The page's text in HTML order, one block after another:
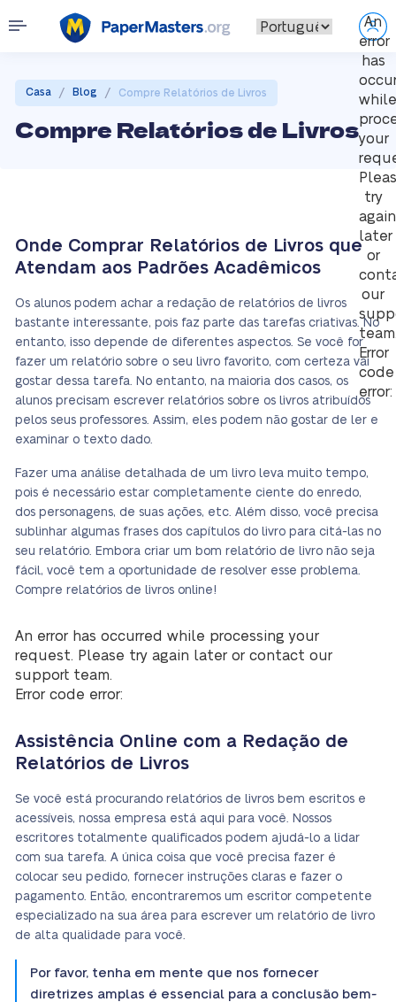
An
error
has
while
your
try
again
later
or
our
Error
code
error:
Casa / Blog / Compre Relatórios de Livros
Compre Relatórios de Livros
Onde Comprar Relatórios de Livros que
Atendam aos Padrões Acadêmicos
Os alunos podem achar a redação de relatórios de livros
bastante interessante, pois faz parte das tarefas criativas. No
entanto, isso depende de diferentes aspectos. Se você for
fazer um relatório sobre o seu livro favorito, com certeza vai
gostar dessa tarefa. No entanto, na maioria dos casos, os
alunos precisam escrever relatórios sobre os livros atribuídos
pelos seus professores. Assim, eles podem não gostar de ler e
examinar o texto dado.
Fazer uma análise detalhada de um livro leva muito tempo,
pois é necessário estar completamente ciente do enredo,
dos personagens, de suas ações, etc. Além disso, você precisa
sublinhar algumas frases dos capítulos do livro para citá-las no
seu relatório. Embora criar um bom relatório de livro não seja
fácil, você tem a oportunidade de resolver esse problema.
Compre relatórios de livros online!
An error has occurred while processing your
request. Please try again later or contact our
support team.
Error code error:
Assistência Online com a Redação de
Relatórios de Livros
Se você está procurando relatórios de livros bem escritos e
acessíveis, nossa empresa está aqui para você. Nossos
escritores totalmente qualificados podem ajudá-lo a lidar
com sua tarefa. A única coisa que você precisa fazer é
colocar seu pedido, fornecer instruções claras e fazer o
pagamento. Então, encontraremos um escritor competente
especializado na sua área para escrever um relatório de livro
de alta qualidade para você.
Por favor, tenha em mente que nos fornecer
diretrizes amplas é essencial para a conclusão bem-